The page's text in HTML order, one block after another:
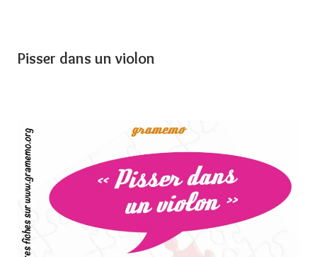
Pisser dans un violon